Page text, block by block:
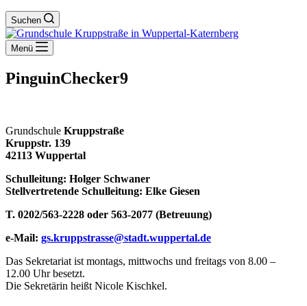
Suchen
Menü
PinguinChecker9
Grundschule Kruppstraße
Kruppstr. 139
42113 Wuppertal
Schulleitung: Holger Schwaner
Stellvertretende Schulleitung: Elke Giesen
T. 0202/563-2228 oder 563-2077 (Betreuung)
e-Mail: gs.kruppstrasse@stadt.wuppertal.de
Das Sekretariat ist montags, mittwochs und freitags von 8.00 –
12.00 Uhr besetzt.
Die Sekretärin heißt Nicole Kischkel.